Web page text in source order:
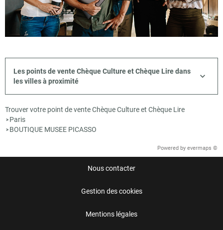
Les points de vente Chèque Culture et Chèque Lire dans
les villes à proximité
Trouver votre point de vente Chèque Culture et Chèque Lire
> Paris
> BOUTIQUE MUSEE PICASSO
Powered by evermaps ©
Nous contacter
Gestion des cookies
Mentions légales